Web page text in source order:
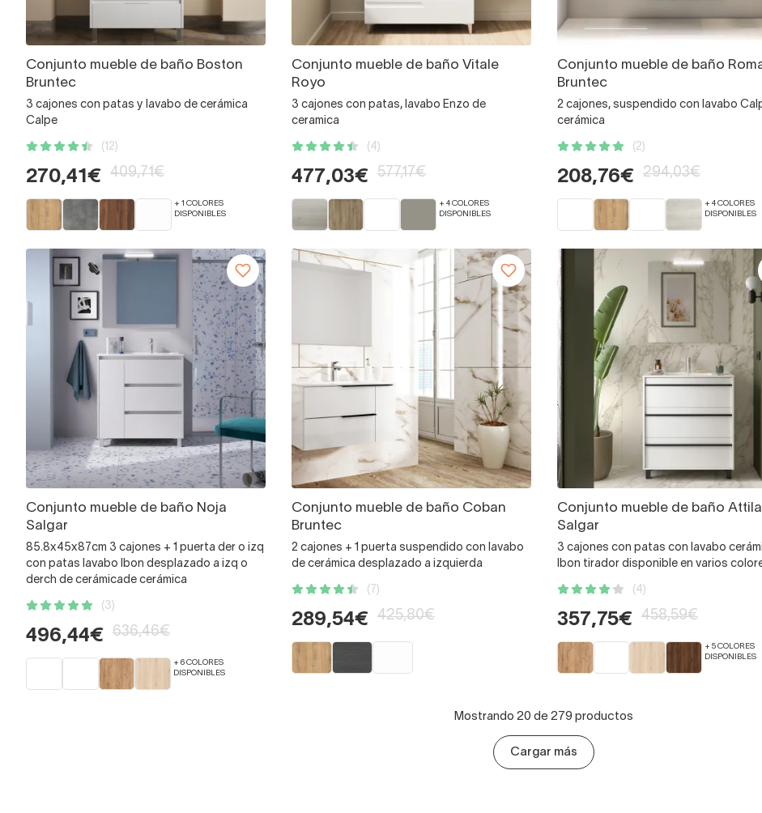
Conjunto mueble de baño Boston
Bruntec
3 cajones con patas y lavabo de cerámica
Calpe
(12)
270,41€ 409,71€
+ 1 COLORES
DISPONIBLES
Conjunto mueble de baño Vitale
Royo
3 cajones con patas, lavabo Enzo de
ceramica
(4)
477,03€ 577,17€
+ 4 COLORES
DISPONIBLES
Conjunto mueble de baño
Bruntec
2 cajones, suspendido con lavabo
cerámica
(2)
208,76€ 294,03€
+ 4 COLORES
DISPONIBLES
Conjunto mueble de baño Noja
Salgar
85.8x45x87cm 3 cajones + 1 puerta der o izq
con patas lavabo Ibon desplazado a izq o
derch de cerámicade cerámica
(3)
496,44€ 636,46€
+ 6 COLORES
DISPONIBLES
Conjunto mueble de baño Coban
Bruntec
2 cajones + 1 puerta suspendido con lavabo
de cerámica desplazado a izquierda
(7)
289,54€ 425,80€
Conjunto mueble de baño Attila
Salgar
3 cajones con patas con lavabo
Ibon tirador disponible en varios
(4)
357,75€ 458,59€
+ 5 COLORES
DISPONIBLES
Mostrando 20 de 279 productos
Cargar más